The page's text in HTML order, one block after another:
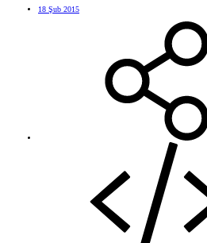
18 Şub 2015